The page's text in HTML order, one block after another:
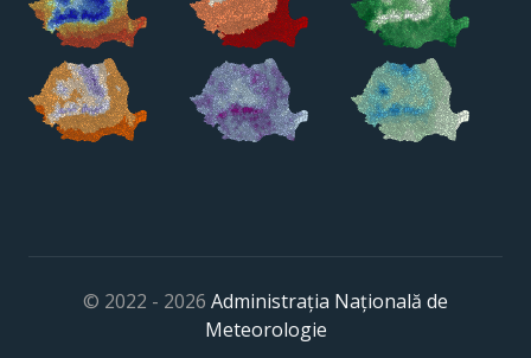
© 2022 - 2026 Administrația Națională de
Meteorologie